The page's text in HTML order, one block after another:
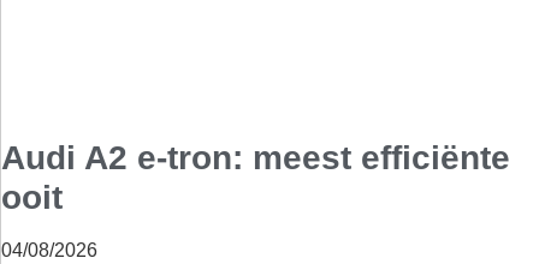
Audi A2 e-tron: meest efficiënte
ooit
04/08/2026